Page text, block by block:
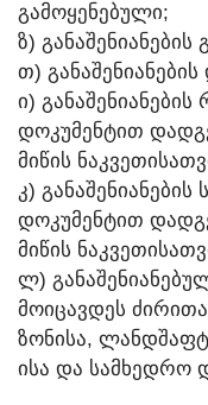
ᲒᲐᲛᲝᲧᲔᲜᲔᲑᲣᲚᲘ;
Ზ)
Თ)
Ი)
ᲓᲝᲙᲣᲛᲔᲜᲢᲘᲗ
ᲛᲘᲬᲘᲡ
Კ)
ᲓᲝᲙᲣᲛᲔᲜᲢᲘᲗ
ᲛᲘᲬᲘᲡ
Ლ)
ᲛᲝᲘᲪᲐᲕᲓᲔᲡ
ᲖᲝᲜᲘᲡᲐ,
ᲘᲡᲐ ᲓᲐ ᲡᲐᲛᲮᲔᲓᲠᲝ